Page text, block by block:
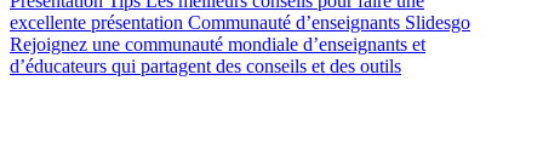
excellente présentation Communauté d’enseignants Slidesgo
Rejoignez une communauté mondiale d’enseignants et
d’éducateurs qui partagent des conseils et des outils